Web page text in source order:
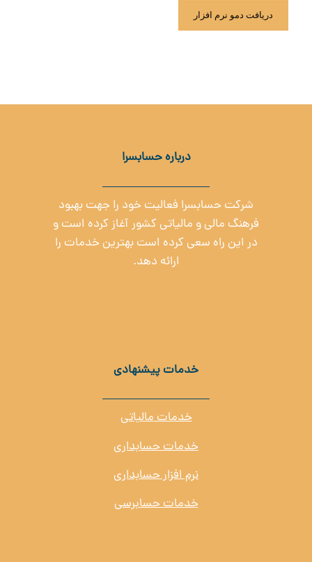
درباره حسابسرا
شرکت حسابسرا فعالیت خود را جهت بهبود
فرهنگ مالی و مالیاتی کشور آغاز کرده است و
در این راه سعی کرده است بهترین خدمات را
ارائه دهد.
خدمات پیشنهادی
خدمات مالیاتی
خدمات حسابداری
نرم افزار حسابداری
خدمات حسابرسی